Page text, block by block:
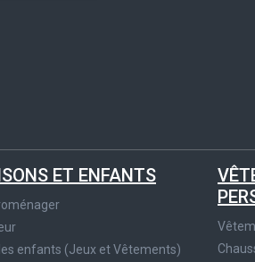
ET ENFANTS
enfants (Jeux et Vêtements)